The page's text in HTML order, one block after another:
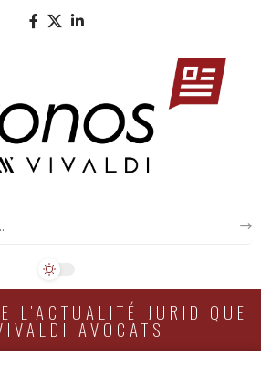
L'ACTUALITÉ JURIDIQUE
AVOCATS